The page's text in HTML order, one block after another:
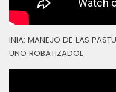
INIA: MANEJO DE LAS
UNO ROBATIZADOL